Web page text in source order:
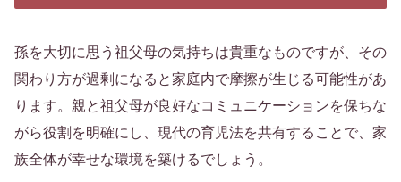
孫を大切に思う祖父母の気持ちは貴重なものですが、その
関わり方が過剰になると家庭内で摩擦が生じる可能性があ
ります。親と祖父母が良好なコミュニケーションを保ちな
がら役割を明確にし、現代の育児法を共有することで、家
族全体が幸せな環境を築けるでしょう。